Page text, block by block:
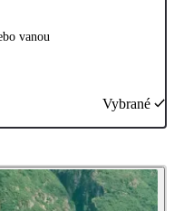
vanou
Vybrané